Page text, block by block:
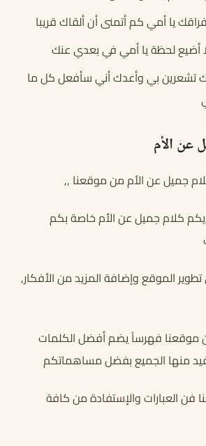
يا أمي كم أتمنى أن ألقاك قريبا
أضيع لحظة يا أمي في بعدي عنك
تشعرين بي وأعدك أني سأفعل كل ما
عن الأم
جميل عن الأم من موقعنا ,,
كلام جميل عن الأم خاصة بكم
الموقع وإضافة المزيد من الأفكار,
موقعنا فهرساً يضم أفضل الكلمات
منها الجميع بفضل مساهماتكم
فن العبارات والإستفادة من كافة